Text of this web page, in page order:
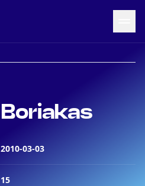
2010-03-03
15